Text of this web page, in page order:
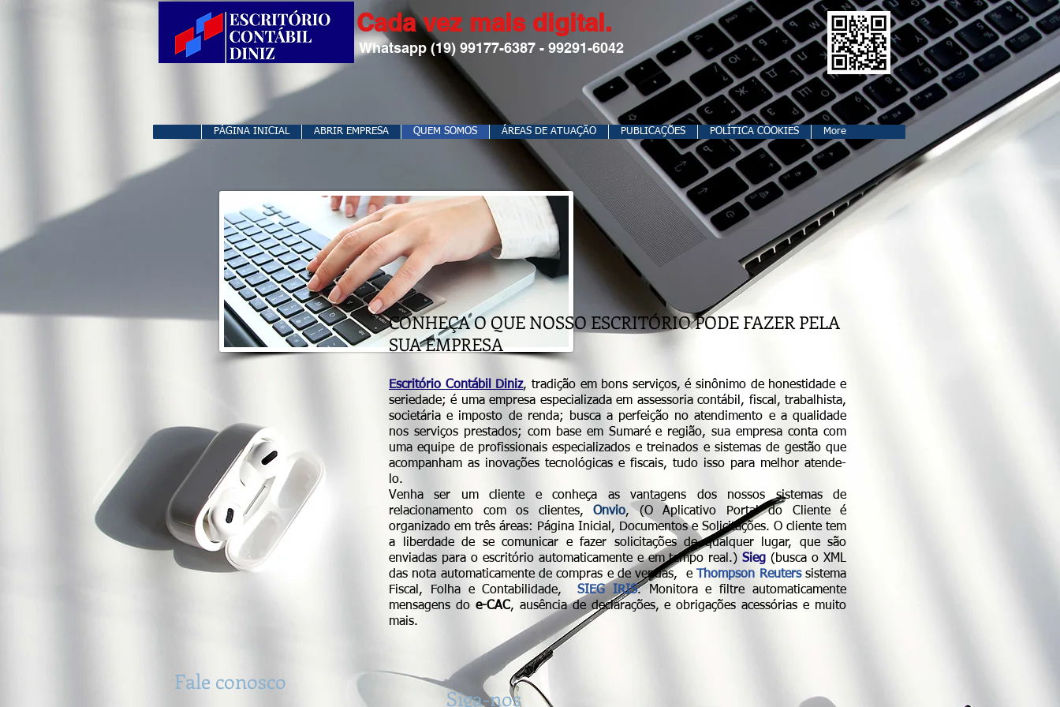
Cada vez mais digital.
Whatsapp (19) 99177-6387 - 99291-6042
PÁGINA INICIAL ABRIR EMPRESA QUEM SOMOS ÁREAS DE ATUAÇÃO PUBLICAÇÕES POLÍTICA COOKIES More
​CONHEÇA O QUE NOSSO ESCRITÓRIO PODE FAZER PELA
SUA EMPRESA
Escritório Contábil Diniz, tradição em bons serviços, é sinônimo de honestidade e
seriedade; é uma empresa especializada em assessoria contábil, fiscal, trabalhista,
societária e imposto de renda; busca a perfeição no atendimento e a qualidade
nos serviços prestados; com base em Sumaré e região, sua empresa conta com
uma equipe de profissionais especializados e treinados e sistemas de gestão que
acompanham as inovações tecnológicas e fiscais, tudo isso para melhor atende-
lo.
Venha ser um cliente e conheça as vantagens dos nossos sistemas de
relacionamento com os clientes, Onvio, (O Aplicativo Portal do Cliente é
organizado em três áreas: Página Inicial, Documentos e Solicitações. O cliente tem
a liberdade de se comunicar e fazer solicitações de qualquer lugar, que são
enviadas para o escritório automaticamente e em tempo real.)Sieg(busca o XML
das nota automaticamente de compras e de vendas, e
Thompson Reuterssistema
Fiscal, Folha e Contabilidade, SIEG IRIS. Monitora e filtre automaticamente
mensagens do e-CAC, ausência de declarações, e obrigações acessórias e muito
mais.
Fale conosco
Siga-nos